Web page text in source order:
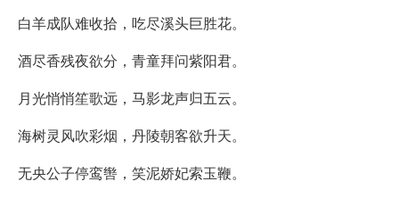
白羊成队难收拾，吃尽溪头巨胜花。
酒尽香残夜欲分，青童拜问紫阳君。
月光悄悄笙歌远，马影龙声归五云。
海树灵风吹彩烟，丹陵朝客欲升天。
无央公子停鸾辔，笑泥娇妃索玉鞭。